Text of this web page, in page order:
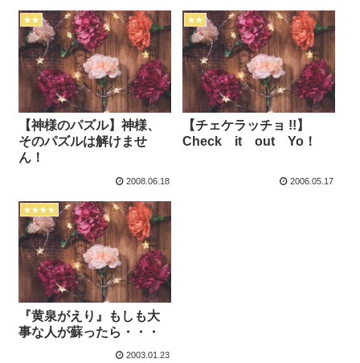
★★
【神様のパズル】神様、
そのパズルは解けませ
ん！
2008.06.18
★★
【チェケラッチョ !!】
Check it out Yo！
2006.05.17
★★★★
『黄泉がえり』もしも大
事な人が蘇ったら・・・
2003.01.23